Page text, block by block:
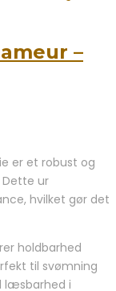
–
er et robust og
Dette ur
hvilket gør det
holdbarhed
til svømning
læsbarhed i